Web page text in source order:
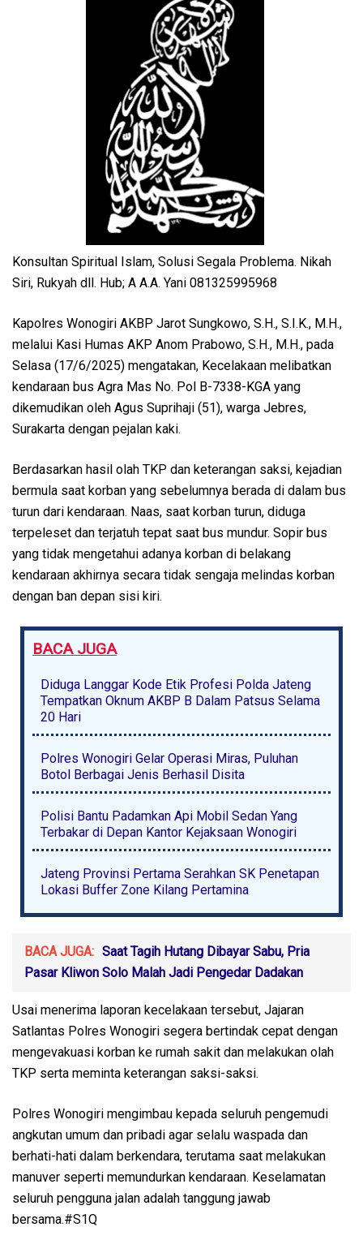
Konsultan Spiritual Islam, Solusi Segala Problema. Nikah
Siri, Rukyah dll. Hub; A A.A. Yani 081325995968
Kapolres Wonogiri AKBP Jarot Sungkowo, S.H., S.I.K., M.H.,
melalui Kasi Humas AKP Anom Prabowo, S.H., M.H., pada
Selasa (17/6/2025) mengatakan, Kecelakaan melibatkan
kendaraan bus Agra Mas No. Pol B-7338-KGA yang
dikemudikan oleh Agus Suprihaji (51), warga Jebres,
Surakarta dengan pejalan kaki.
Berdasarkan hasil olah TKP dan keterangan saksi, kejadian
bermula saat korban yang sebelumnya berada di dalam bus
turun dari kendaraan. Naas, saat korban turun, diduga
terpeleset dan terjatuh tepat saat bus mundur. Sopir bus
yang tidak mengetahui adanya korban di belakang
kendaraan akhirnya secara tidak sengaja melindas korban
dengan ban depan sisi kiri.
BACA JUGA
Diduga Langgar Kode Etik Profesi Polda Jateng
Tempatkan Oknum AKBP B Dalam Patsus Selama
20 Hari
Polres Wonogiri Gelar Operasi Miras, Puluhan
Botol Berbagai Jenis Berhasil Disita
Polisi Bantu Padamkan Api Mobil Sedan Yang
Terbakar di Depan Kantor Kejaksaan Wonogiri
Jateng Provinsi Pertama Serahkan SK Penetapan
Lokasi Buffer Zone Kilang Pertamina
BACA JUGA: Saat Tagih Hutang Dibayar Sabu, Pria
Pasar Kliwon Solo Malah Jadi Pengedar Dadakan
Usai menerima laporan kecelakaan tersebut, Jajaran
Satlantas Polres Wonogiri segera bertindak cepat dengan
mengevakuasi korban ke rumah sakit dan melakukan olah
TKP serta meminta keterangan saksi-saksi.
Polres Wonogiri mengimbau kepada seluruh pengemudi
angkutan umum dan pribadi agar selalu waspada dan
berhati-hati dalam berkendara, terutama saat melakukan
manuver seperti memundurkan kendaraan. Keselamatan
seluruh pengguna jalan adalah tanggung jawab
bersama.#S1Q